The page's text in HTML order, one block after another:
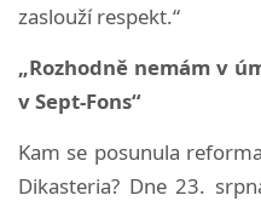
zaslouží respekt.“
„Rozhodně nemám v
v Sept-Fons“
Kam se posunula
Dikasteria? Dne 23.